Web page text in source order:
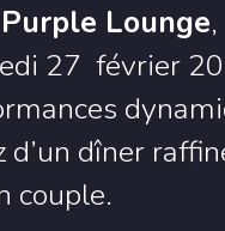
Lounge
27 février
dîner
couple.